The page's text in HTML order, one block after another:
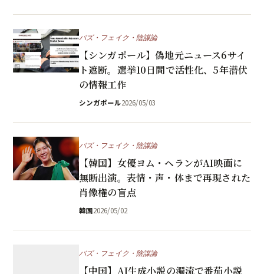
バズ・フェイク・陰謀論
【シンガポール】偽地元ニュース6サイ
ト遮断。選挙10日間で活性化、5年潜伏
の情報工作
シンガポール2026/05/03
バズ・フェイク・陰謀論
【韓国】女優ヨム・ヘランがAI映画に
無断出演。表情・声・体まで再現された
肖像権の盲点
韓国2026/05/02
バズ・フェイク・陰謀論
【中国】AI生成小説の濁流で番茄小説